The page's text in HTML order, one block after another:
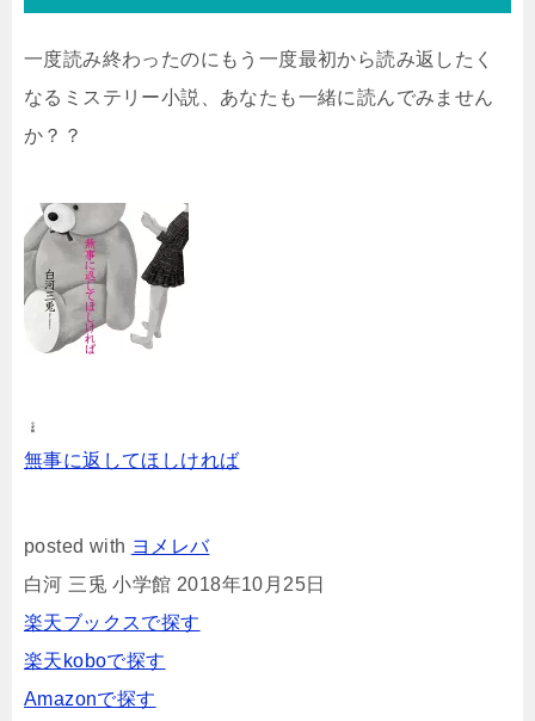
一度読み終わったのにもう一度最初から読み返したく
なるミステリー小説、あなたも一緒に読んでみません
か？？
無事に返してほしければ
posted with ヨメレバ
白河 三兎 小学館 2018年10月25日
楽天ブックスで探す
楽天koboで探す
Amazonで探す